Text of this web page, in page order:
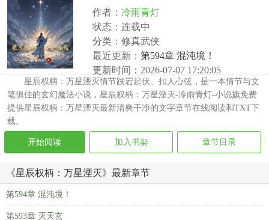
作者： 冷雨青灯
状态：连载中
分类：修真武侠
最近更新： 第594章 混沌境！
更新时间：2026-07-07 17:20:05
星辰权柄：万星湮灭情节跌宕起伏、扣人心弦，是一本情节与文
笔俱佳的玄幻魔法小说，星辰权柄：万星湮灭-冷雨青灯-小说旗免费
提供星辰权柄：万星湮灭最新清爽干净的文字章节在线阅读和TXT下
载。
开始阅读 加入书架 章节目录
《星辰权柄：万星湮灭》最新章节
第594章 混沌境！
第593章 灭天玄